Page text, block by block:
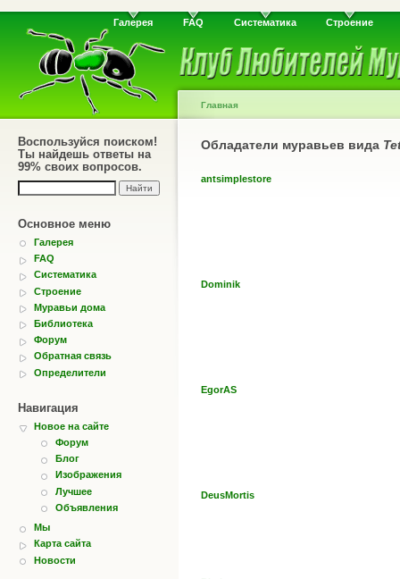
Галерея FAQ Систематика Строение
Воспользуйся поиском!
Ты найдешь ответы на
99% своих вопросов.
Основное меню
Галерея
FAQ
Систематика
Строение
Муравьи дома
Библиотека
Форум
Обратная связь
Определители
Навигация
Новое на сайте
Форум
Блог
Изображения
Лучшее
Объявления
Мы
Карта сайта
Новости
Главная
Обладатели муравьев вида
antsimplestore
Dominik
EgorAS
DeusMortis